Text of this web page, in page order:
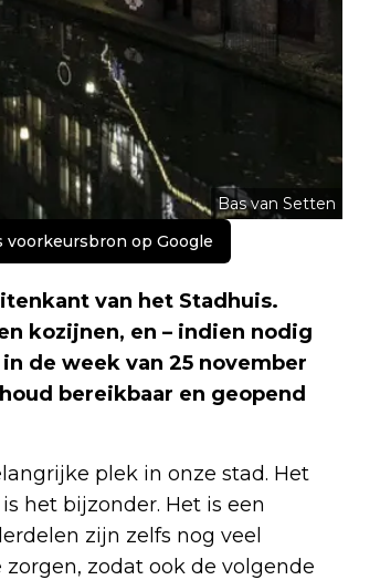
Bas van Setten
voorkeursbron op Google
van het Stadhuis.
kozijnen, en – indien nodig
de week van 25 november
bereikbaar en geopend
plek in onze stad. Het
het bijzonder. Het is een
zijn zelfs nog veel
zodat ook de volgende